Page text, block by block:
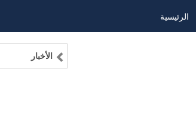
مسار
الرئيسية
الأخبار